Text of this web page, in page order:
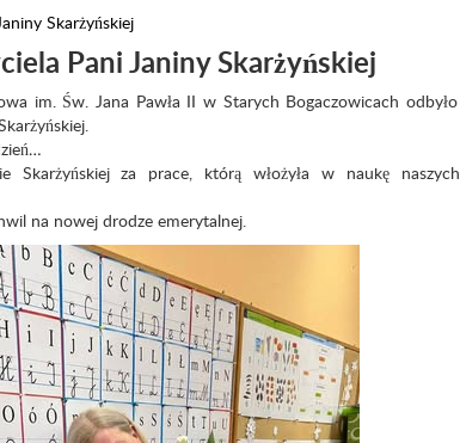
Skarżyńskiej
Pani Janiny Skarżyńskiej
im. Św. Jana Pawła II w Starych Bogaczowicach
Skarżyńskiej za prace, którą włożyła w naukę
na nowej drodze emerytalnej.